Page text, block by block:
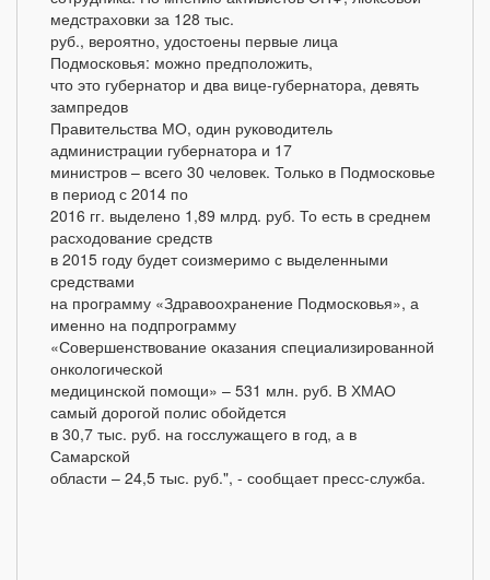
медстраховки за 128 тыс.
руб., вероятно, удостоены первые лица
Подмосковья: можно предположить,
что это губернатор и два вице-губернатора, девять
зампредов
Правительства МО, один руководитель
администрации губернатора и 17
министров – всего 30 человек. Только в Подмосковье
в период с 2014 по
2016 гг. выделено 1,89 млрд. руб. То есть в среднем
расходование средств
в 2015 году будет соизмеримо с выделенными
средствами
на программу «Здравоохранение Подмосковья», а
именно на подпрограмму
«Совершенствование оказания специализированной
онкологической
медицинской помощи» – 531 млн. руб. В ХМАО
самый дорогой полис обойдется
в 30,7 тыс. руб. на госслужащего в год, а в
Самарской
области – 24,5 тыс. руб.", - сообщает пресс-служба.